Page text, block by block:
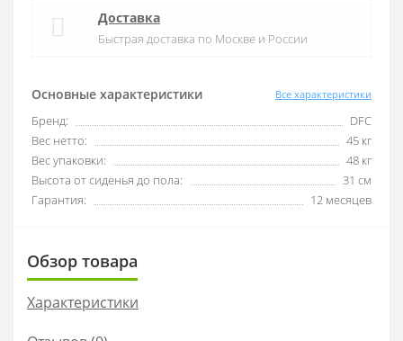
Основные характеристики Все характеристики
Бренд:
DFC
Вес нетто:
45 кг
Вес упаковки:
48 кг
Высота от сиденья до пола:
31 см
Гарантия:
12 месяцев
Доставка
Быстрая доставка по Москве и России
Обзор товара
Характеристики